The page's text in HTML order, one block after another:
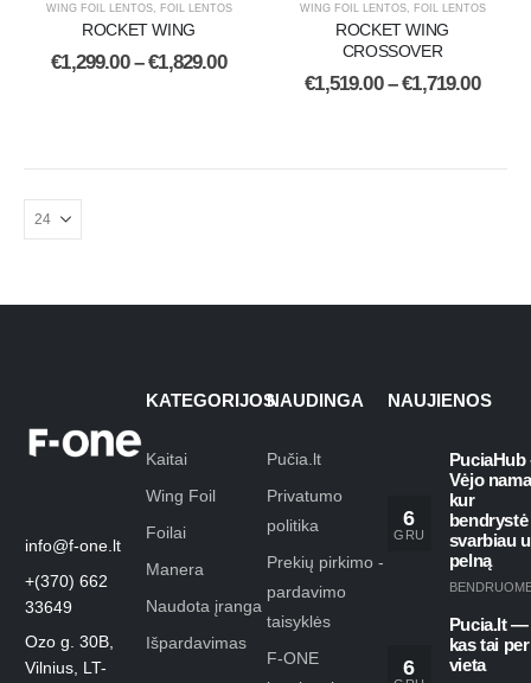
WING FOIL LENTOS, FOIL LENTOS
ROCKET WING
€1,299.00 – €1,829.00
WING FOIL LENTOS, FOIL LENTOS
ROCKET WING
CROSSOVER
€1,519.00 – €1,719.00
info@f-one.lt
+(370) 662
33649
Ozo g. 30B,
Vilnius, LT-
KATEGORIJOS
Kaitai
Wing Foil
Foilai
Manera
Naudota įranga
Išpardavimas
NAUDINGA
Pučia.lt
Privatumo
politika
Prekių pirkimo -
pardavimo
taisyklės
F-ONE
NAUJIENOS
6
GRU
PuciaHub
Vėjo
kur
bendrystė
svarbiau
pelną
6
Pucia.lt —
kas tai per
vieta